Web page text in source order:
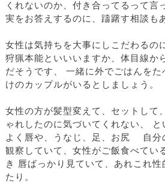
くれないのか、付き合ってるって言
実をお答えするのに、躊躇す相談も
女性は気持ちを大事にしこだわるの
狩猟本能といいいますか、体目線か
だそうです、 一緒に外でごはんを
けのカップルがいるとしましょう。
女性の方が髪型変えて、セットして
ゃれしたのに気づいてくれない、
よく唇や、うなじ、足、お尻 自分
観察していて、女性がご飯食べてい
き 唇ばっかり見ていて、あれこれ
たり。